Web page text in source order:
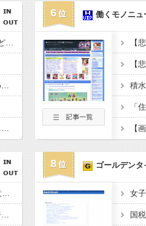
「怒ったら6秒我慢すれば怒りは収まる」って言うけど・・・
【動画】名古屋の警察、外国人グループに完全に舐められる
【画像】田中みな実、妊娠後の姿がガチで美しすぎる件wwwwww
6 働くモノニュ
【
誤って脳幹を摘出された女性､重篤な植物状態だが､意識は正常で何かを思考していると判明
【画像】まんさん、ぶち切れ「電車内でこういうポジのおじ、ガチでイラネ」
8 ゴールデンタ